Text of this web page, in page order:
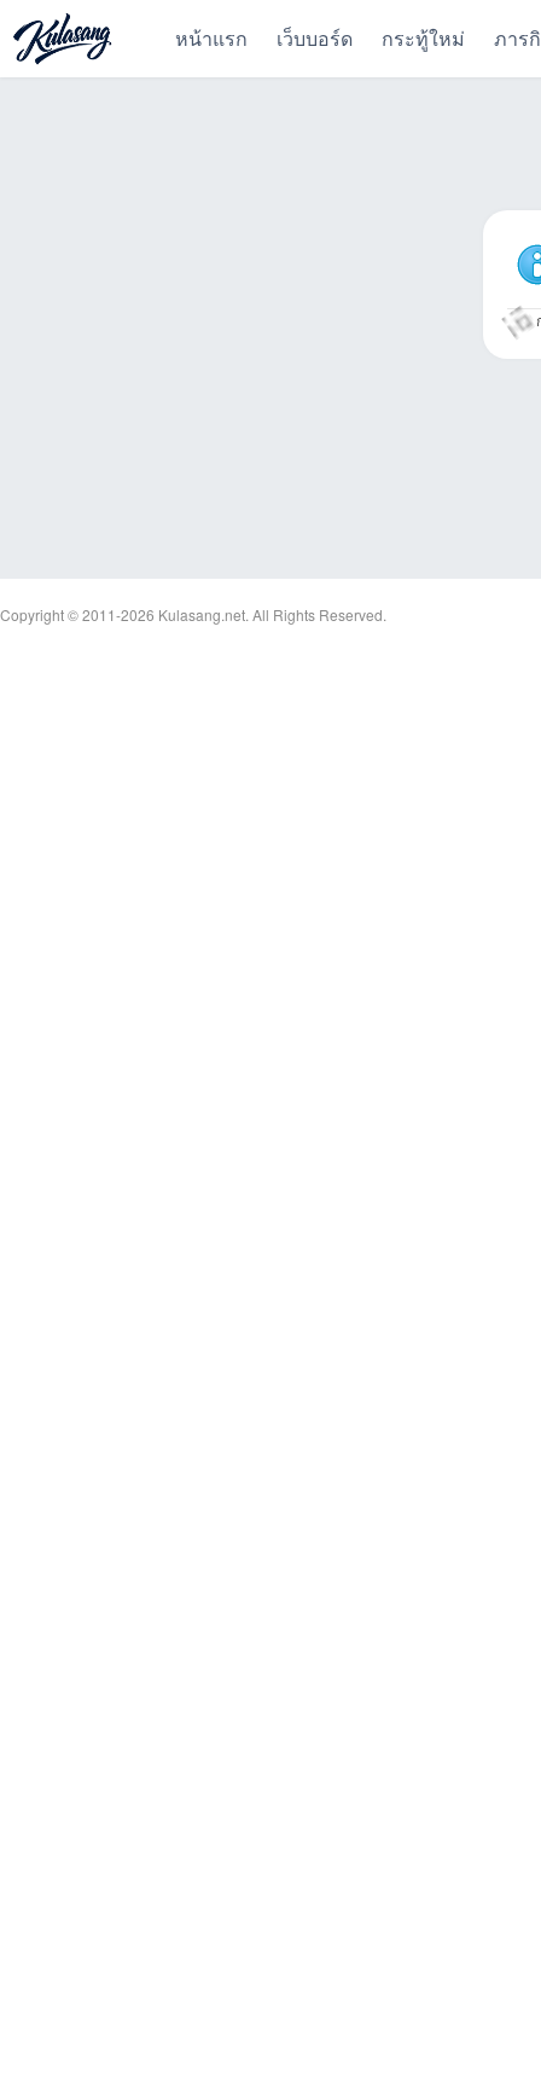
หน้าแรก เว็บบอร์ด กระทู้ใหม่ ภาร
Copyright © 2011-2026 Kulasang.net. All Rights Reserved.